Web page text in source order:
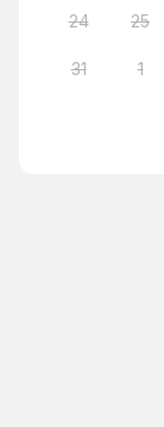
24 25
31 1